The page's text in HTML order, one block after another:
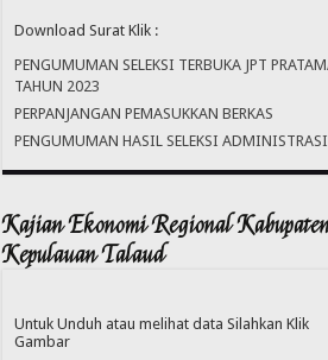
Download Surat Klik :
PENGUMUMAN SELEKSI TERBUKA JPT
TAHUN 2023
PERPANJANGAN PEMASUKKAN BERKAS
PENGUMUMAN HASIL SELEKSI ADMINISTRASI
Kajian Ekonomi Regional
Kepulauan Talaud
Untuk Unduh atau melihat data Silahkan Klik
Gambar